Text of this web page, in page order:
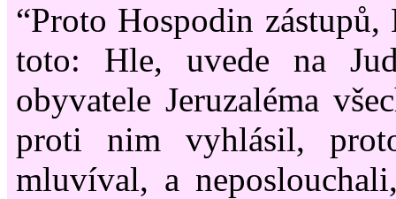
“Proto Hospodin
toto: Hle, uvede na
obyvatele Jeruzaléma
proti nim vyhlásil,
mluvíval, a